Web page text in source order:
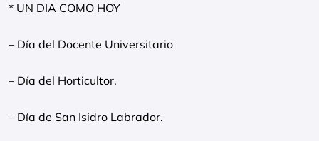
* UN DIA COMO HOY
– Día del Docente Universitario
– Día del Horticultor.
– Día de San Isidro Labrador.